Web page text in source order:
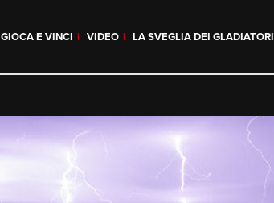
GIOCA E VINCI VIDEO LA SVEGLIA DEI GLADIATORI